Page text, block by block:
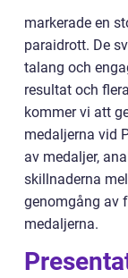
markerade en
paraidrott. De
talang och
resultat och
kommer vi att
medaljerna vid
av medaljer,
skillnaderna
genomgång av
medaljerna.